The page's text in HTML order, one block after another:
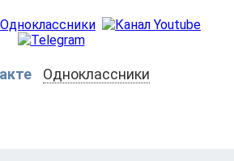
Одноклассники